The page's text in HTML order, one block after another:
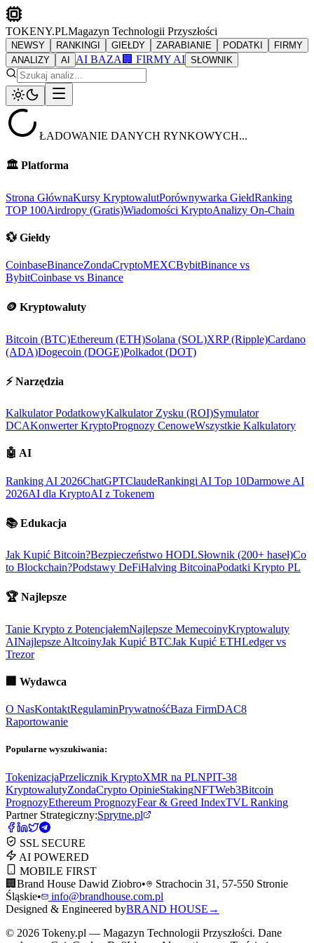
TOKENY.PLMagazyn Technologii Przyszłości
NEWSY RANKINGI GIEŁDY ZARABIANIE PODATKI
FIRMY
ANALIZY
AI AI BAZA 🏢 FIRMY AI SŁOWNIK
ŁADOWANIE DANYCH RYNKOWYCH...
🏛️ Platforma
Strona GłównaKursy KryptowalutPorównywarka GiełdRanking
TOP 100Airdropy (Gratis)Wiadomości KryptoAnalizy On-Chain
💱 Giełdy
CoinbaseBinanceZondaCryptoMEXCBybitBinance vs
BybitCoinbase vs Binance
🪙 Kryptowaluty
Bitcoin (BTC)Ethereum (ETH)Solana (SOL)XRP (Ripple)Cardano
(ADA)Dogecoin (DOGE)Polkadot (DOT)
⚡ Narzędzia
Kalkulator PodatkowyKalkulator Zysku (ROI)Symulator
DCAKonwerter KryptoPrognozy CenoweWszystkie Kalkulatory
🤖 AI
Ranking AI 2026ChatGPTClaudeRankingi AI Top 10Darmowe AI
2026AI dla KryptoAI z Tokenem
📚 Edukacja
Jak Kupić Bitcoin?Bezpieczeństwo HODLSłownik (200+ haseł)Co
to Blockchain?Podstawy DeFiHalving BitcoinaPodatki Krypto PL
🏆 Najlepsze
Tanie Krypto z PotencjałemNajlepsze MemecoinyKryptowaluty
AINajlepsze AltcoinyJak Kupić BTCJak Kupić ETHLedger vs
Trezor
🏢 Wydawca
O NasKontaktRegulaminPrywatnośćBaza FirmDAC8
Raportowanie
Popularne wyszukiwania:
TokenizacjaPrzelicznik KryptoXMR na PLNPIT-38
KryptowalutyZondaCrypto OpinieStakingNFTWeb3Bitcoin
PrognozyEthereum PrognozyFear & Greed IndexTVL Ranking
Partner Strategiczny:Sprytne.pl
SSL SECURE
AI POWERED
MOBILE FIRST
🏢 Brand House Dawid Ziobro•
Strachocin 31, 57-550 Stronie
Śląskie•
info@brandhouse.com.pl
Designed & Engineered byBRAND HOUSE →
© 2026 Tokeny.pl — Magazyn Technologii Przyszłości. Dane